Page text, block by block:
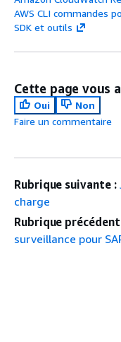
AWS CLI commandes
SDK et outils
Cette page vous
Oui
Non
Faire un commentaire
Rubrique suivante :
charge
Rubrique
surveillance pour